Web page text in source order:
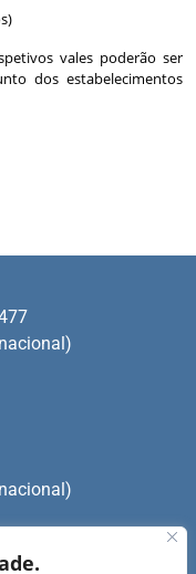
vales poderão ser
dos estabelecimentos